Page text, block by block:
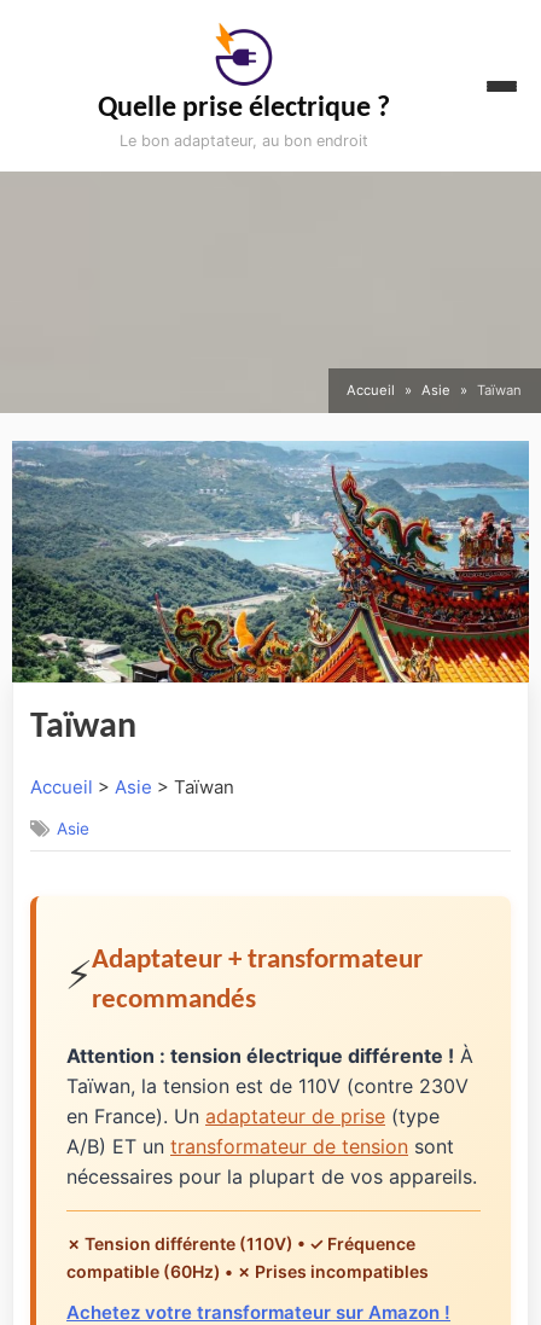
Quelle prise électrique ?
Le bon adaptateur, au bon endroit
Accueil Asie Taïwan
Taïwan
Accueil > Asie > Taïwan
Asie
⚡Adaptateur + transformateur
recommandés
Attention : tension électrique différente ! À
Taïwan, la tension est de 110V (contre 230V
en France). Un adaptateur de prise (type
A/B) ET un transformateur de tension sont
nécessaires pour la plupart de vos appareils.
✗ Tension différente (110V) • ✓ Fréquence
compatible (60Hz) • ✗ Prises incompatibles
Achetez votre transformateur sur Amazon !